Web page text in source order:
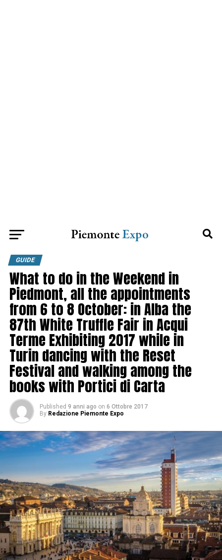
GUIDE
What to do in the Weekend in
Piedmont, all the appointments
from 6 to 8 October: in Alba the
87th White Truffle Fair in Acqui
Terme Exhibiting 2017 while in
Turin dancing with the Reset
Festival and walking among the
books with Portici di Carta
Published 9 anni ago on 6 Ottobre 2017
By Redazione Piemonte Expo